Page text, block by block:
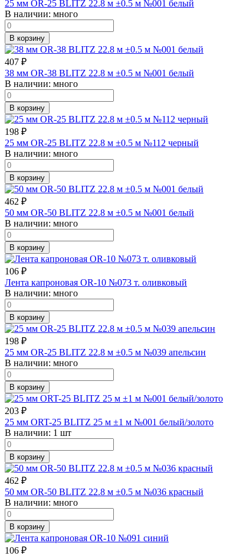
25 мм OR-25 BLITZ 22.8 м ±0.5 м №001 белый
В наличии: много
В корзину
407 ₽
38 мм OR-38 BLITZ 22.8 м ±0.5 м №001 белый
В наличии: много
В корзину
198 ₽
25 мм OR-25 BLITZ 22.8 м ±0.5 м №112 черный
В наличии: много
В корзину
462 ₽
50 мм OR-50 BLITZ 22.8 м ±0.5 м №001 белый
В наличии: много
В корзину
106 ₽
Лента капроновая OR-10 №073 т. оливковый
В наличии: много
В корзину
198 ₽
25 мм OR-25 BLITZ 22.8 м ±0.5 м №039 апельсин
В наличии: много
В корзину
203 ₽
25 мм ORT-25 BLITZ 25 м ±1 м №001 белый/золото
В наличии: 1 шт
В корзину
462 ₽
50 мм OR-50 BLITZ 22.8 м ±0.5 м №036 красный
В наличии: много
В корзину
106 ₽